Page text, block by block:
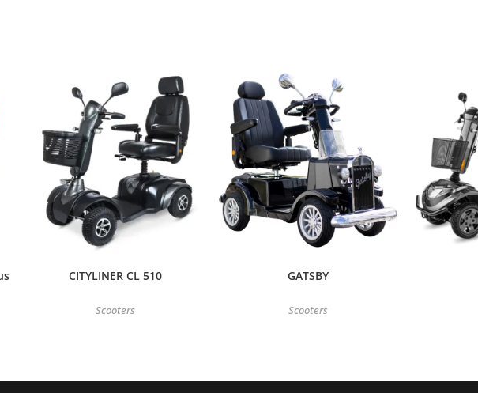
CITYLINER CL 510
Scooters
GATSBY
Scooters